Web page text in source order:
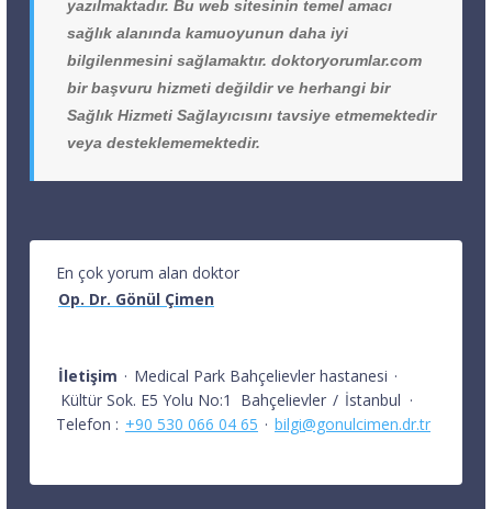
yazılmaktadır. Bu web sitesinin temel amacı
sağlık alanında kamuoyunun daha iyi
bilgilenmesini sağlamaktır. doktoryorumlar.com
bir başvuru hizmeti değildir ve herhangi bir
Sağlık Hizmeti Sağlayıcısını tavsiye etmemektedir
veya desteklememektedir.
En çok yorum alan doktor
Op. Dr. Gönül Çimen
İletişim · Medical Park Bahçelievler hastanesi ·
Kültür Sok. E5 Yolu No:1
Bahçelievler / İstanbul ·
Telefon : +90 530 066 04 65 · bilgi@gonulcimen.dr.tr